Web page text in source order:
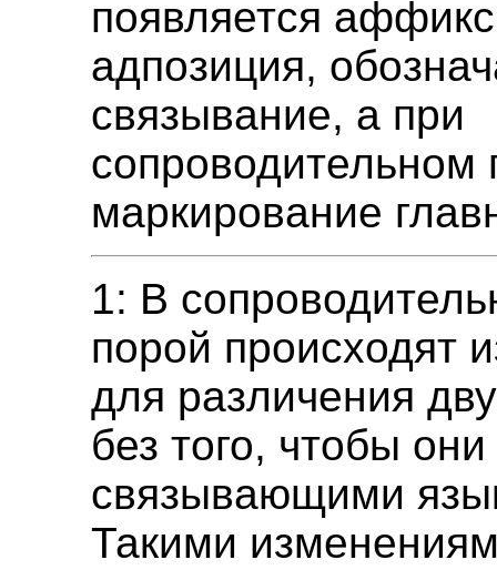
появляется
адпозиция,
связывание, а при
сопроводительном
маркирование
1: В
порой происходят
для различения
без того, чтобы
связывающими
Такими